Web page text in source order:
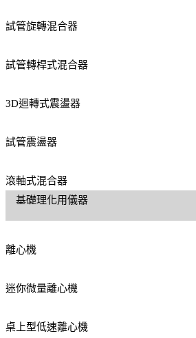
試管旋轉混合器
試管轉桿式混合器
3D迴轉式震盪器
試管震盪器
滾軸式混合器
基礎理化用儀器
離心機
迷你微量離心機
桌上型低速離心機